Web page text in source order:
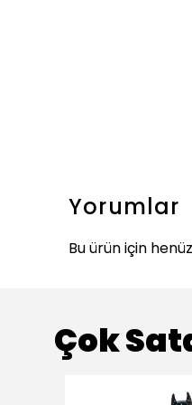
Yorumlar
Bu ürün için
Çok